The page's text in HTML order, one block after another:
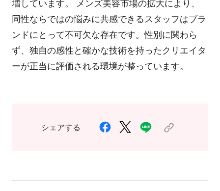
増しています。 メンズ美容市場の拡大により、
同性ならではの悩みに共感できるスタッフはブラ
ンドにとって不可欠な存在です。性別に関わら
ず、独自の感性と確かな技術を持ったクリエイタ
ーが正当に評価される環境が整っています。
シェアする